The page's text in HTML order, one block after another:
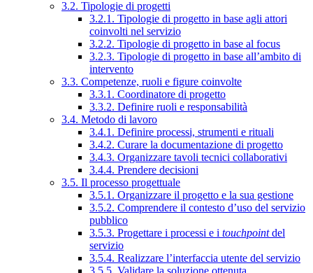
3.2. Tipologie di progetti
3.2.1. Tipologie di progetto in base agli attori
coinvolti nel servizio
3.2.2. Tipologie di progetto in base al focus
3.2.3. Tipologie di progetto in base all’ambito di
intervento
3.3. Competenze, ruoli e figure coinvolte
3.3.1. Coordinatore di progetto
3.3.2. Definire ruoli e responsabilità
3.4. Metodo di lavoro
3.4.1. Definire processi, strumenti e rituali
3.4.2. Curare la documentazione di progetto
3.4.3. Organizzare tavoli tecnici collaborativi
3.4.4. Prendere decisioni
3.5. Il processo progettuale
3.5.1. Organizzare il progetto e la sua gestione
3.5.2. Comprendere il contesto d’uso del servizio
pubblico
3.5.3. Progettare i processi e i touchpointdel
servizio
3.5.4. Realizzare l’interfaccia utente del servizio
3.5.5. Validare la soluzione ottenuta